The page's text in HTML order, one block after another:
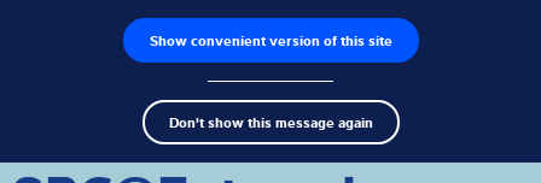
Show convenient version of this site
Don't show this message again
Recherche de produits Emplois
Search
term
Capteurs de pesage
Électroniques de pesage